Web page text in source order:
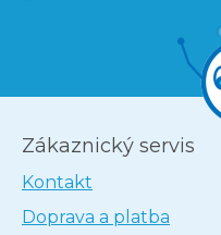
Zákaznický servis
Kontakt
Doprava a platba